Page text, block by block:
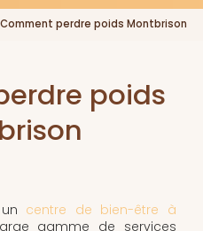
Comment perdre poids Montbrison
poids
centre de bien-être à
gamme de services